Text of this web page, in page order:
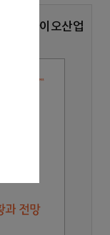
호] 바이오산업